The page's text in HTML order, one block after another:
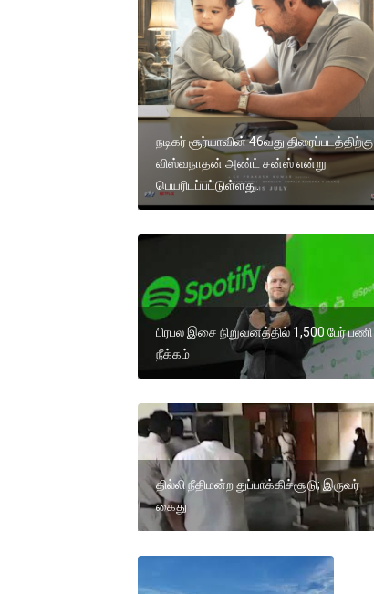
நடிகர் சூர்யாவின் 46வது திரைப்படத்திற்கு
விஸ்வநாதன் அண்ட் சன்ஸ் என்று
பெயரிடப்பட்டுள்ளது.
பிரபல இசை நிறுவனத்தில் 1,500 பேர் பணி
நீக்கம்
தில்லி நீதிமன்ற துப்பாக்கிச்சூடு; இருவர்
கைது